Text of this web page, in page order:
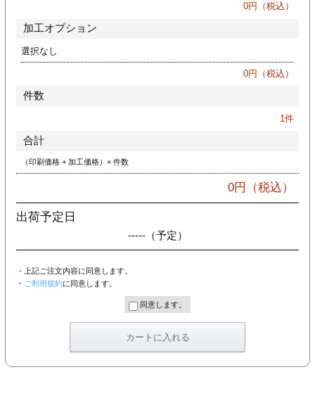
0円（税込）
加工オプション
選択なし
0円（税込）
件数
1件
合計
（印刷価格 + 加工価格）× 件数
0円（税込）
出荷予定日
-----（予定）
・上記ご注文内容に同意します。
・ ご利用規約に同意します。
同意します。